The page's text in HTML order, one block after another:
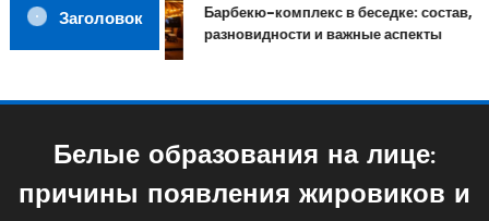
Заголовок
Барбекю-комплекс в беседке: состав,
разновидности и важные аспекты
Белые образования на лице:
причины появления жировиков и